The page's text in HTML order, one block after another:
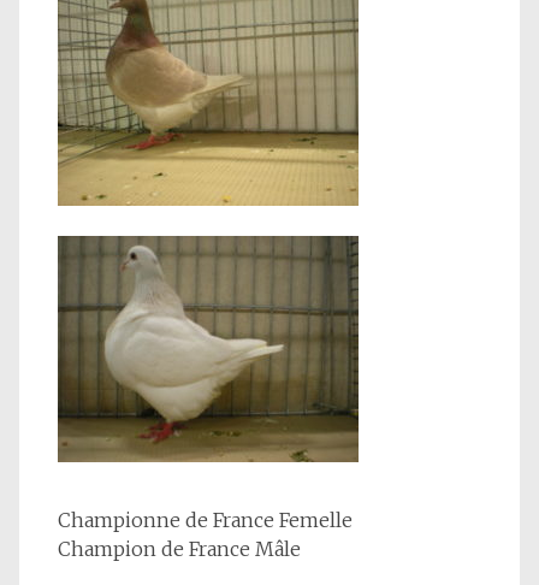
Championne de France Femelle
Champion de France Mâle